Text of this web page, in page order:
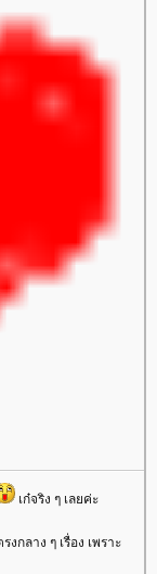
เก๋จริง ๆ เลยค่ะ
กลาง ๆ เรื่อง เพราะ